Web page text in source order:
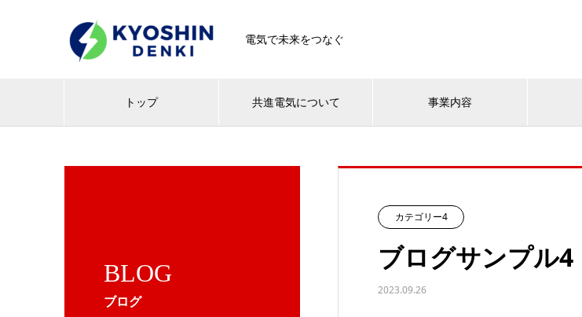
電気で未来をつなぐ
トップ 共進電気について 事業内容
BLOG
ブログ
カテゴリー4
ブログサンプル4
2023.09.26